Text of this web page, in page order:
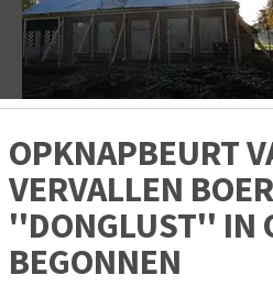
Vorige
OPKNAPBEURT
VERVALLEN
''DONGLUST'' IN
BEGONNEN